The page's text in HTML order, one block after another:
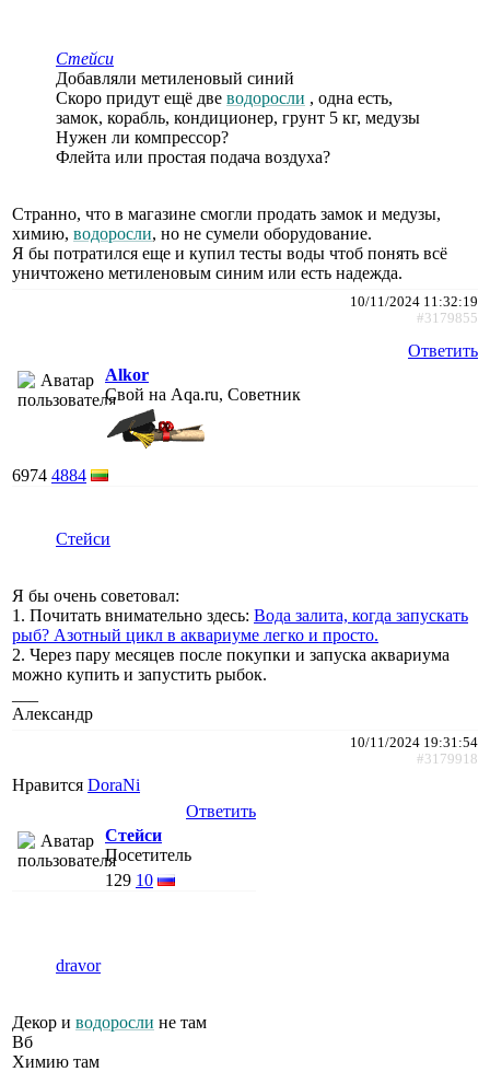
Стейси
Добавляли метиленовый синий
Скоро придут ещë две водоросли , одна есть,
замок, корабль, кондиционер, грунт 5 кг, медузы
Нужен ли компрессор?
Флейта или простая подача воздуха?
Странно, что в магазине смогли продать замок и медузы,
химию, водоросли, но не сумели оборудование.
Я бы потратился еще и купил тесты воды чтоб понять всё
уничтожено метиленовым синим или есть надежда.
10/11/2024 11:32:19
#3179855
Ответить
Alkor
Свой на Aqa.ru, Советник
6974 4884
Стейси
Я бы очень советовал:
1. Почитать внимательно здесь: Вода залита, когда запускать
рыб? Азотный цикл в аквариуме легко и просто.
2. Через пару месяцев после покупки и запуска аквариума
можно купить и запустить рыбок.
Александр
10/11/2024 19:31:54
#3179918
Нравится DoraNi
Ответить
Стейси
Посетитель
129 10
dravor
Декор и водоросли не там
Вб
Химию там